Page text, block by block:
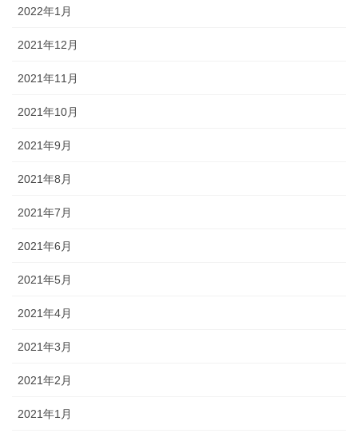
2022年1月
2021年12月
2021年11月
2021年10月
2021年9月
2021年8月
2021年7月
2021年6月
2021年5月
2021年4月
2021年3月
2021年2月
2021年1月